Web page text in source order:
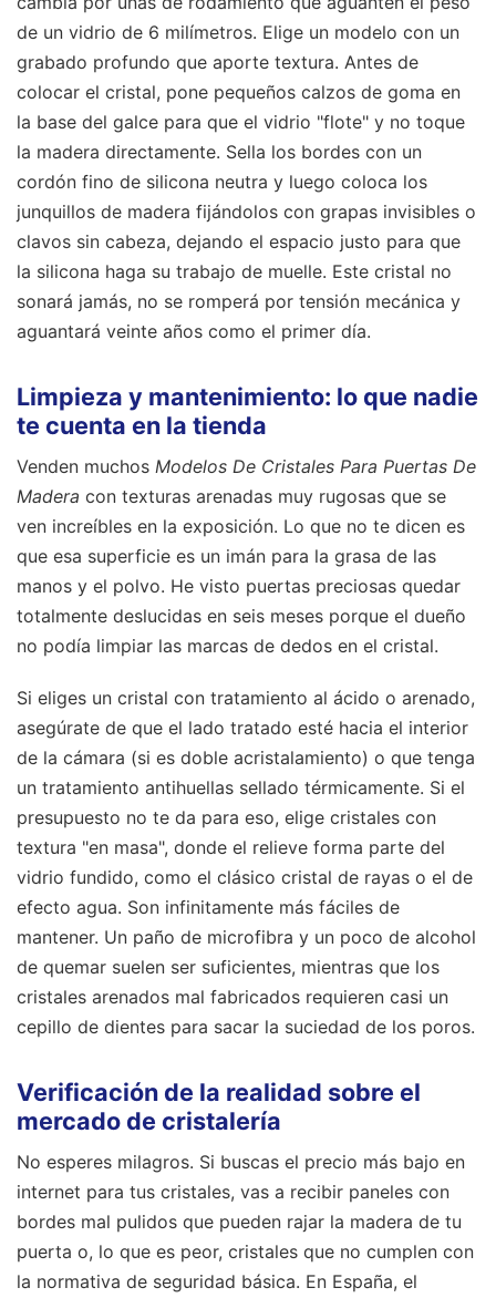
de un vidrio de 6 milímetros. Elige un modelo con un
grabado profundo que aporte textura. Antes de
colocar el cristal, pone pequeños calzos de goma en
la base del galce para que el vidrio "flote" y no toque
la madera directamente. Sella los bordes con un
cordón fino de silicona neutra y luego coloca los
junquillos de madera fijándolos con grapas invisibles o
clavos sin cabeza, dejando el espacio justo para que
la silicona haga su trabajo de muelle. Este cristal no
sonará jamás, no se romperá por tensión mecánica y
aguantará veinte años como el primer día.
Limpieza y mantenimiento: lo que nadie
te cuenta en la tienda
Venden muchos Modelos De Cristales Para Puertas De
Madera con texturas arenadas muy rugosas que se
ven increíbles en la exposición. Lo que no te dicen es
que esa superficie es un imán para la grasa de las
manos y el polvo. He visto puertas preciosas quedar
totalmente deslucidas en seis meses porque el dueño
no podía limpiar las marcas de dedos en el cristal.
Si eliges un cristal con tratamiento al ácido o arenado,
asegúrate de que el lado tratado esté hacia el interior
de la cámara (si es doble acristalamiento) o que tenga
un tratamiento antihuellas sellado térmicamente. Si el
presupuesto no te da para eso, elige cristales con
textura "en masa", donde el relieve forma parte del
vidrio fundido, como el clásico cristal de rayas o el de
efecto agua. Son infinitamente más fáciles de
mantener. Un paño de microfibra y un poco de alcohol
de quemar suelen ser suficientes, mientras que los
cristales arenados mal fabricados requieren casi un
cepillo de dientes para sacar la suciedad de los poros.
Verificación de la realidad sobre el
mercado de cristalería
No esperes milagros. Si buscas el precio más bajo en
internet para tus cristales, vas a recibir paneles con
bordes mal pulidos que pueden rajar la madera de tu
puerta o, lo que es peor, cristales que no cumplen con
la normativa de seguridad básica. En España, el